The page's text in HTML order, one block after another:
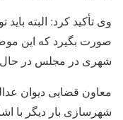
وی تأکید کرد:‌ البته
صورت بگیرد که این
شهری در مجلس در
معاون قضایی دیوان
شهرسازی بار دیگر با